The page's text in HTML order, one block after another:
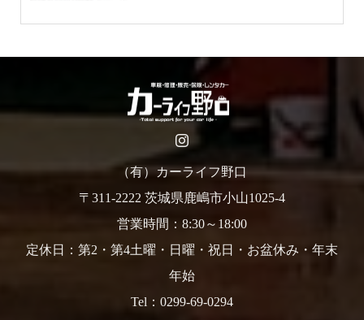
（有）カーライフ野口
〒311-2222 茨城県鹿嶋市小山1025-4
営業時間：8:30～18:00
定休日：第2・第4土曜・日曜・祝日・お盆休み・年末
年始
Tel：0299-69-0294